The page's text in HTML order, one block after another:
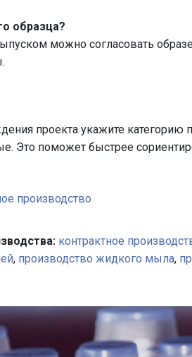
образца?
можно согласовать
проекта укажите
Это поможет быстрее
производство
контрактное
, производство жидкого мыла,